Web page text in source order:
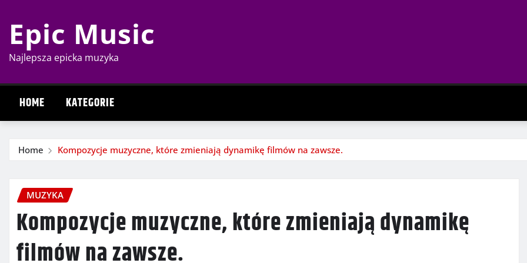
content
Epic Music
Najlepsza epicka muzyka
HOME KATEGORIE
Home Kompozycje muzyczne, które zmieniają dynamikę filmów na zawsze.
MUZYKA
Kompozycje muzyczne, które zmieniają dynamikę
filmów na zawsze.